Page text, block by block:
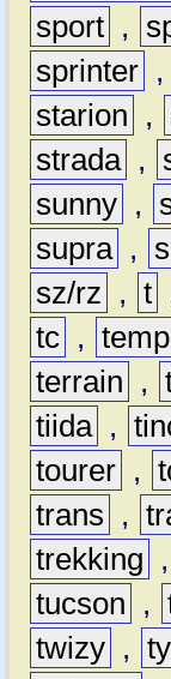
sport ,
sprinter ,
starion
,
strada ,
sunny ,
supra ,
sz/rz
, t
tc ,
terrain
,
tiida ,
tourer ,
trans
,
trekking
,
tucson
,
twizy ,